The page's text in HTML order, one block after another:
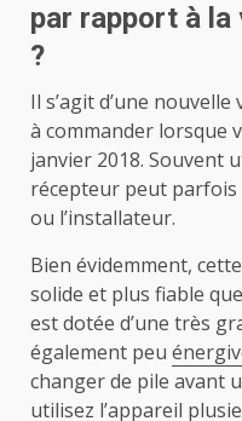
par rapport à
?
Il s’agit d’une
à commander lorsque
janvier 2018. Souvent
récepteur peut
ou l’installateur.
Bien évidemment,
solide et plus fiable
est dotée d’une très
également peu
changer de pile avant
utilisez l’appareil